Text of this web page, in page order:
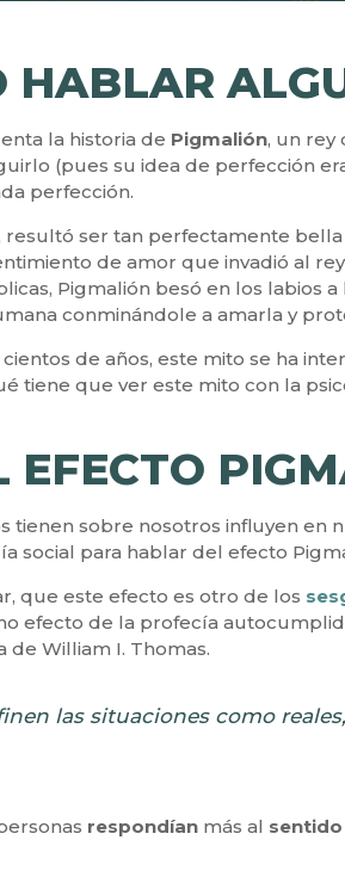
HABLAR
la historia de Pigmalión, un rey
(pues su idea de perfección
perfección.
resultó ser tan perfectamente
de amor que invadió al
Pigmalión besó en los labios
conminándole a amarla y
de años, este mito se ha
tiene que ver este mito con la
EFECTO
tienen sobre nosotros influyen en
social para hablar del efecto
que este efecto es otro de los
efecto de la profecía
William I. Thomas.
las situaciones como
respondían más al